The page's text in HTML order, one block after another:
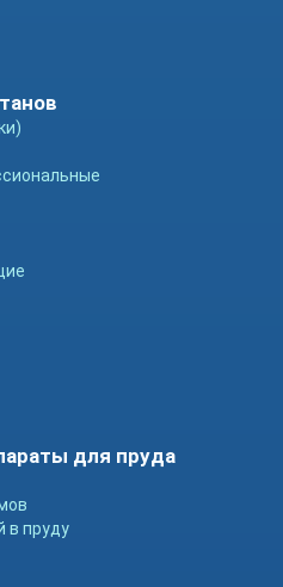
для пруда
в пруду